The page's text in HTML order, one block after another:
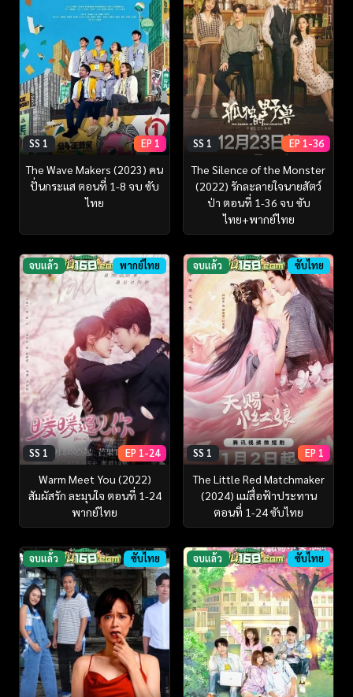
SS 1 EP 1
The Wave Makers (2023) คน
ปั่นกระแส ตอนที่ 1-8 จบ ซับ
ไทย
SS 1 EP 1-36
The Silence of the Monster
(2022) รักละลายใจนายสัตว์
ป่า ตอนที่ 1-36 จบ ซับ
ไทย+พากย์ไทย
จบแล้ว พากย์ไทย
SS 1 EP 1-24
Warm Meet You (2022)
สัมผัสรัก ละมุนใจ ตอนที่ 1-24
พากย์ไทย
จบแล้ว ซับไทย
SS 1 EP 1
The Little Red Matchmaker
(2024) แม่สื่อฟ้าประทาน
ตอนที่ 1-24 ซับไทย
จบแล้ว ซับไทย จบแล้ว ซับไทย